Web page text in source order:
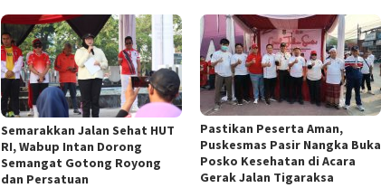
Semarakkan Jalan Sehat HUT
RI, Wabup Intan Dorong
Semangat Gotong Royong
dan Persatuan
Pastikan Peserta Aman,
Puskesmas Pasir Nangka Buka
Posko Kesehatan di Acara
Gerak Jalan Tigaraksa